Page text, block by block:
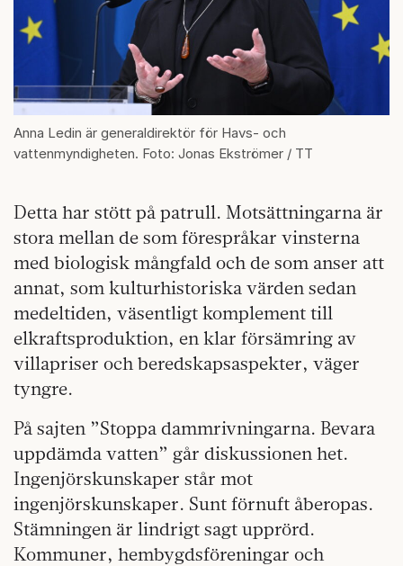
Anna Ledin är generaldirektör för Havs- och
vattenmyndigheten. Foto: Jonas Ekströmer / TT
Detta har stött på patrull. Motsättningarna är
stora mellan de som förespråkar vinsterna
med biologisk mångfald och de som anser att
annat, som kulturhistoriska värden sedan
medeltiden, väsentligt komplement till
elkraftsproduktion, en klar försämring av
villapriser och beredskapsaspekter, väger
tyngre.
På sajten ”Stoppa dammrivningarna. Bevara
uppdämda vatten” går diskussionen het.
Ingenjörskunskaper står mot
ingenjörskunskaper. Sunt förnuft åberopas.
Stämningen är lindrigt sagt upprörd.
Kommuner, hembygdsföreningar och